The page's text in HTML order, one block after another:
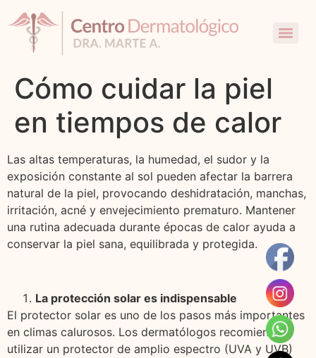
Cómo cuidar la piel
en tiempos de calor
Las altas temperaturas, la humedad, el sudor y la
exposición constante al sol pueden afectar la barrera
natural de la piel, provocando deshidratación, manchas,
irritación, acné y envejecimiento prematuro. Mantener
una rutina adecuada durante épocas de calor ayuda a
conservar la piel sana, equilibrada y protegida.
La protección solar es indispensable
El protector solar es uno de los pasos más importantes
en climas calurosos. Los dermatólogos recomiendan
utilizar un protector de amplio espectro (UVA y UVB)